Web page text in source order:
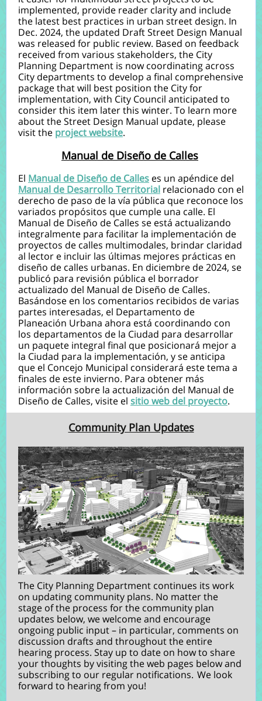
implemented, provide reader clarity and include
the latest best practices in urban street design. In
Dec. 2024, the updated Draft Street Design Manual
was released for public review. Based on feedback
received from various stakeholders, the City
Planning Department is now coordinating across
City departments to develop a final comprehensive
package that will best position the City for
implementation, with City Council anticipated to
consider this item later this winter. To learn more
about the Street Design Manual update, please
visit the project website.
Manual de Diseño de Calles
El Manual de Diseño de Calles es un apéndice del
Manual de Desarrollo Territorial relacionado con el
derecho de paso de la vía pública que reconoce los
variados propósitos que cumple una calle. El
Manual de Diseño de Calles se está actualizando
integralmente para facilitar la implementación de
proyectos de calles multimodales, brindar claridad
al lector e incluir las últimas mejores prácticas en
diseño de calles urbanas. En diciembre de 2024, se
publicó para revisión pública el borrador
actualizado del Manual de Diseño de Calles.
Basándose en los comentarios recibidos de varias
partes interesadas, el Departamento de
Planeación Urbana ahora está coordinando con
los departamentos de la Ciudad para desarrollar
un paquete integral final que posicionará mejor a
la Ciudad para la implementación, y se anticipa
que el Concejo Municipal considerará este tema a
finales de este invierno. Para obtener más
información sobre la actualización del Manual de
Diseño de Calles, visite el sitio web del proyecto.
Community Plan Updates
The City Planning Department continues its work
on updating community plans. No matter the
stage of the process for the community plan
updates below, we welcome and encourage
ongoing public input – in particular, comments on
discussion drafts and throughout the entire
hearing process. Stay up to date on how to share
your thoughts by visiting the web pages below and
subscribing to our regular notifications. We look
forward to hearing from you!